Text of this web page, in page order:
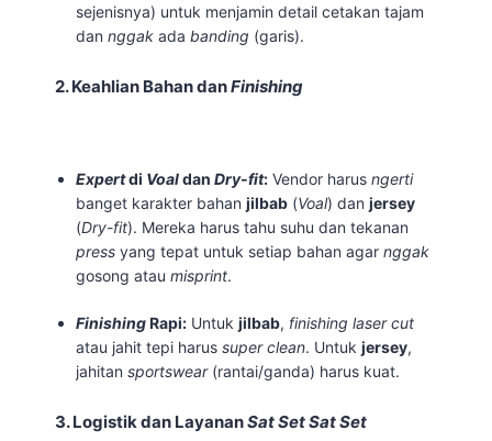
sejenisnya) untuk menjamin detail cetakan tajam
dannggak adabanding (garis).
2. Keahlian Bahan danFinishing
Expertdi VoaldanDry-fit: Vendor harusngerti
banget karakter bahanjilbab (Voal) danjersey
(Dry-fit). Mereka harus tahu suhu dan tekanan
press yang tepat untuk setiap bahan agarnggak
gosong ataumisprint.
FinishingRapi: Untukjilbab, finishing laser cut
atau jahit tepi harussuper clean. Untukjersey,
jahitansportswear(rantai/ganda) harus kuat.
3. Logistik dan LayananSat Set Sat Set